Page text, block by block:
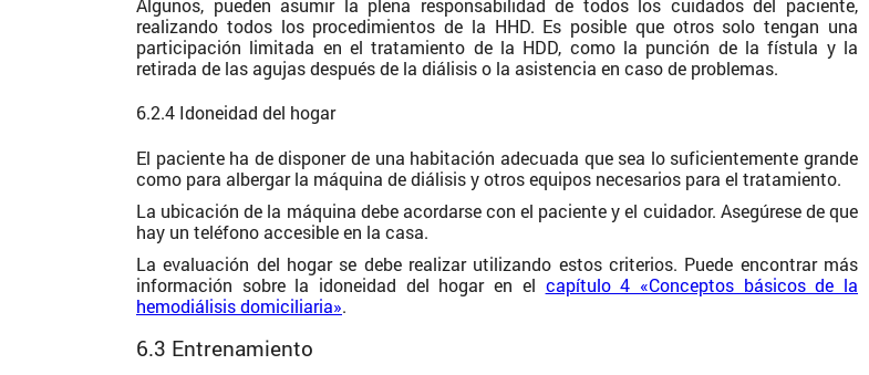
Algunos, pueden asumir la plena responsabilidad de todos los cuidados del paciente,
realizando todos los procedimientos de la HHD. Es posible que otros solo tengan una
participación limitada en el tratamiento de la HDD, como la punción de la fístula y la
retirada de las agujas después de la diálisis o la asistencia en caso de problemas.
6.2.4 Idoneidad del hogar
El paciente ha de disponer de una habitación adecuada que sea lo suficientemente grande
como para albergar la máquina de diálisis y otros equipos necesarios para el tratamiento.
La ubicación de la máquina debe acordarse con el paciente y el cuidador. Asegúrese de que
hay un teléfono accesible en la casa.
La evaluación del hogar se debe realizar utilizando estos criterios. Puede encontrar más
información sobre la idoneidad del hogar en el capítulo 4 «Conceptos básicos de la
hemodiálisis domiciliaria».
6.3 Entrenamiento